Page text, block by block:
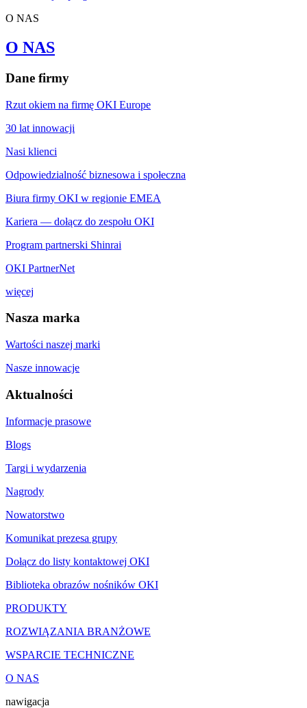
O NAS
O NAS
Dane firmy
Rzut okiem na firmę OKI Europe
30 lat innowacji
Nasi klienci
Odpowiedzialność biznesowa i społeczna
Biura firmy OKI w regionie EMEA
Kariera — dołącz do zespołu OKI
Program partnerski Shinrai
OKI PartnerNet
więcej
Nasza marka
Wartości naszej marki
Nasze innowacje
Aktualności
Informacje prasowe
Blogs
Targi i wydarzenia
Nagrody
Nowatorstwo
Komunikat prezesa grupy
Dołącz do listy kontaktowej OKI
Biblioteka obrazów nośników OKI
PRODUKTY
ROZWIĄZANIA BRANŻOWE
WSPARCIE TECHNICZNE
O NAS
nawigacja